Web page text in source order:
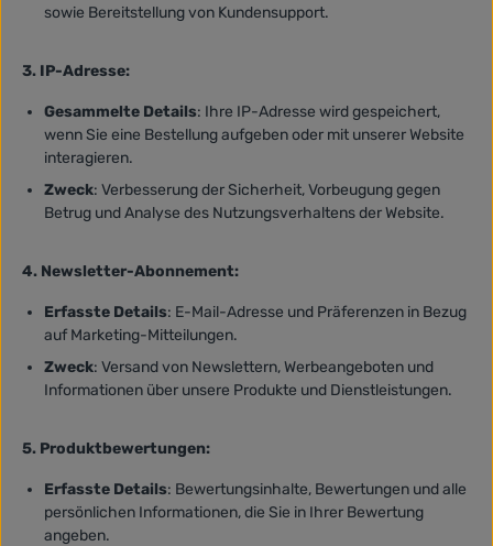
sowie Bereitstellung von Kundensupport.
3. IP-Adresse:
Gesammelte Details: Ihre IP-Adresse wird gespeichert,
wenn Sie eine Bestellung aufgeben oder mit unserer Website
interagieren.
Zweck: Verbesserung der Sicherheit, Vorbeugung gegen
Betrug und Analyse des Nutzungsverhaltens der Website.
4. Newsletter-Abonnement:
Erfasste Details: E-Mail-Adresse und Präferenzen in Bezug
auf Marketing-Mitteilungen.
Zweck: Versand von Newslettern, Werbeangeboten und
Informationen über unsere Produkte und Dienstleistungen.
5. Produktbewertungen:
Erfasste Details: Bewertungsinhalte, Bewertungen und alle
persönlichen Informationen, die Sie in Ihrer Bewertung
angeben.